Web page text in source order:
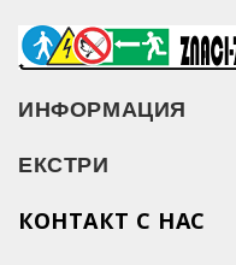
ИНФОРМАЦИЯ
ЕКСТРИ
КОНТАКТ С НАС